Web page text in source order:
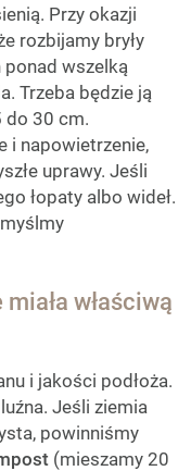
Przy okazji
rozbijamy bryły
ponad wszelką
Trzeba będzie ją
do 30 cm.
i napowietrzenie,
uprawy. Jeśli
łopaty albo wideł.
właściwą
i jakości podłoża.
Jeśli ziemia
powinniśmy
(mieszamy 20